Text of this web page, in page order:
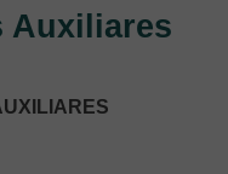
Auxiliares